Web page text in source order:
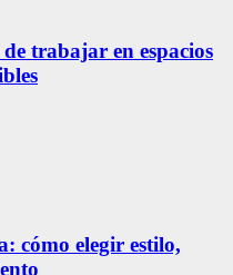
trabajar en espacios
cómo elegir estilo,